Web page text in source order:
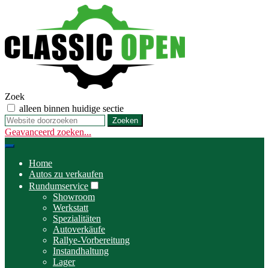
Zoek
alleen binnen huidige sectie
Geavanceerd zoeken...
Toggle
navigationHome
Autos zu verkaufen
Rundumservice
Showroom
Werkstatt
Spezialitäten
Autoverkäufe
Rallye-Vorbereitung
Instandhaltung
Lager